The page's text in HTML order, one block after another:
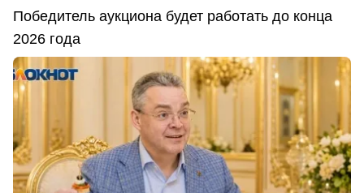
Победитель аукциона будет работать до конца
2026 года